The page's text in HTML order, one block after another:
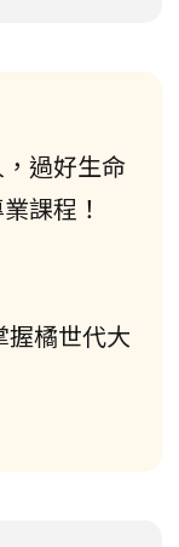
過好生命
課程！
握橘世代大